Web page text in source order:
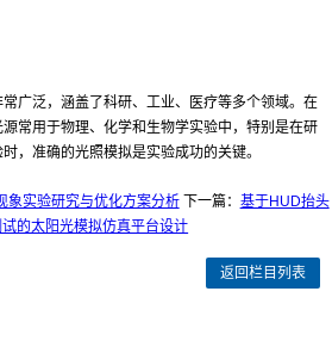
广泛，涵盖了科研、工业、医疗等多个领域。在
常用于物理、化学和生物学实验中，特别是在研
，准确的光照模拟是实验成功的关键。
象实验研究与优化方案分析下一篇： 基于HUD抬头
的太阳光模拟仿真平台设计
返回栏目列表